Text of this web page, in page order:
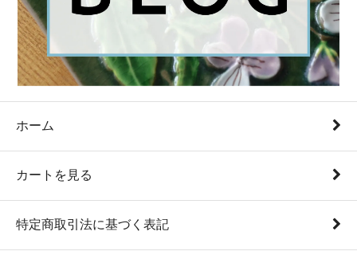
ホーム
カートを見る
特定商取引法に基づく表記